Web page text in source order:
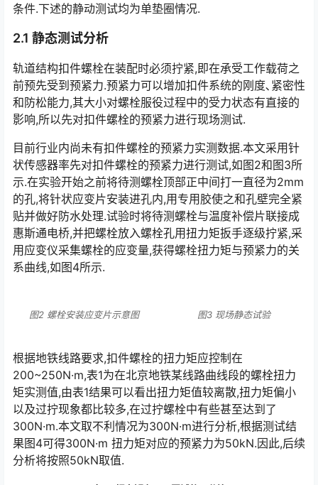
条件.下述的静动测试均为单垫圈情况.󠅅󠅃󠄵󠅂󠄪󠇖󠆨󠆨󠇕󠆞󠆒󠅬󠇘󠆭󠆘󠇙󠆝󠅵󠇗󠆭󠆁󠄐󠇗󠅹󠅸󠇖󠆍󠅳󠇖󠅹󠅰󠇖󠆌󠅹
2.1 静态测试分析
轨道结构扣件螺栓在装配时必须拧紧,即在承受工作载荷之
前预先受到预紧力.预紧力可以增加扣件系统的刚度､紧密性
和防松能力,其大小对螺栓服役过程中的受力状态有直接的
影响,所以先对扣件螺栓的预紧力进行现场测试.󠅅󠅃󠄵󠅂󠄪󠇖󠆨󠆨󠇕󠆞󠆒󠅬󠇘󠆭󠆘󠇙󠆝󠅵󠇗󠆭󠆁󠄐󠇗󠅹󠅸󠇖󠆍󠅳󠇖󠅹󠅰󠇖󠆌󠅹
目前行业内尚未有扣件螺栓的预紧力实测数据.本文采用针
状传感器率先对扣件螺栓的预紧力进行测试,如图2和图3所
示.在实验开始之前将待测螺栓顶部正中间打一直径为2mm
的孔,将针状应变片安装进孔内,用专用胶使之和孔壁完全紧
贴并做好防水处理.试验时将待测螺栓与温度补偿片联接成
惠斯通电桥,并把螺栓放入螺栓孔用扭力矩扳手逐级拧紧,采
用应变仪采集螺栓的应变量,获得螺栓扭力矩与预紧力的关
系曲线,如图4所示.󠅅󠅃󠄵󠅂󠄪󠇖󠆨󠆨󠇕󠆞󠆒󠅬󠇘󠆭󠆘󠇙󠆝󠅵󠇗󠆭󠆁󠄐󠇗󠅹󠅸󠇖󠆍󠅳󠇖󠅹󠅰󠇖󠆌󠅹
图2 螺栓安装应变片示意图 图3 现场静态试验
根据地铁线路要求,扣件螺栓的扭力矩应控制在
200~250N·m,表1为在北京地铁某线路曲线段的螺栓扭力
矩实测值,由表1结果可以看出扭力矩值较离散,扭力矩偏小
以及过拧现象都比较多,在过拧螺栓中有些甚至达到了
300N·m.本文取不利情况为300N·m进行分析,根据测试结
果图4可得300N·m 扭力矩对应的预紧力为50kN.因此,后续
分析将按照50kN取值.󠅅󠅃󠄵󠅂󠄪󠇖󠆨󠆨󠇕󠆞󠆒󠅬󠇘󠆭󠆘󠇙󠆝󠅵󠇗󠆭󠆁󠄐󠇗󠅹󠅸󠇖󠆍󠅳󠇖󠅹󠅰󠇖󠆌󠅹